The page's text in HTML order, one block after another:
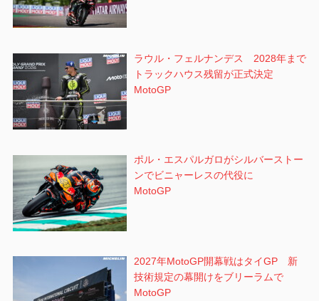
ラウル・フェルナンデス 2028年まで
トラックハウス残留が正式決定
MotoGP
ポル・エスパルガロがシルバーストー
ンでビニャーレスの代役に
MotoGP
2027年MotoGP開幕戦はタイGP 新
技術規定の幕開けをブリーラムで
MotoGP